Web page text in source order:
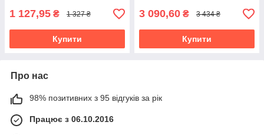
1 127,95 ₴ 1 327 ₴
Купити
3 090,60 ₴ 3 434 ₴
Купити
Про нас
98% позитивних з 95 відгуків за рік
Працює з 06.10.2016